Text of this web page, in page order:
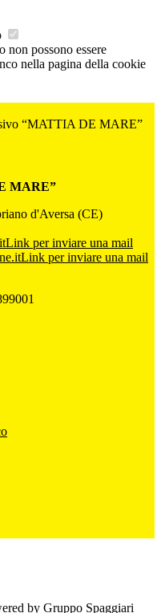
non possono essere
nella pagina della cookie
“MATTIA DE MARE”
MARE”
d'Aversa (CE)
Link per inviare una mail
Link per inviare una mail
by Gruppo Spaggiari